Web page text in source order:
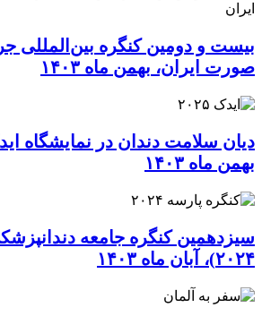
بیست و دومین کنگره بین‌المللی
صورت ایران، بهمن ماه ۱۴۰۳
بهمن ماه ۱۴۰۳
سیزدهمین کنگره جامعه
۲۰۲۴)، آبان ماه ۱۴۰۳